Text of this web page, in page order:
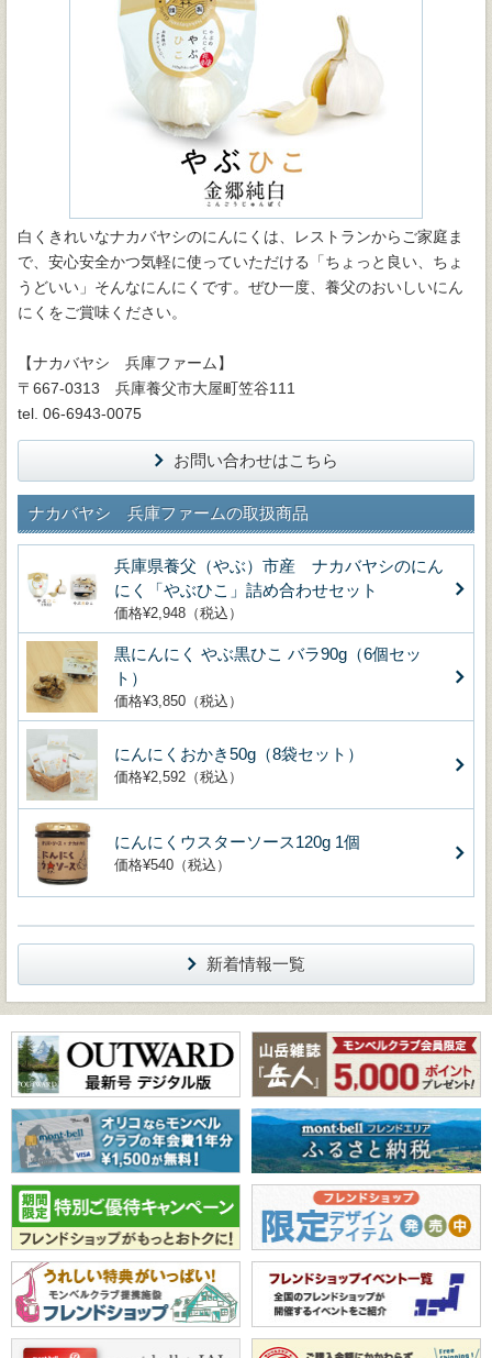
白くきれいなナカバヤシのにんにくは、レストランからご家庭ま
で、安心安全かつ気軽に使っていただける「ちょっと良い、ちょ
うどいい」そんなにんにくです。ぜひ一度、養父のおいしいにん
にくをご賞味ください。
【ナカバヤシ 兵庫ファーム】
〒667-0313 兵庫養父市大屋町笠谷111
tel. 06-6943-0075
お問い合わせはこちら
ナカバヤシ 兵庫ファームの取扱商品
兵庫県養父（やぶ）市産 ナカバヤシのにん
にく「やぶひこ」詰め合わせセット
価格¥2,948（税込）
黒にんにく やぶ黒ひこ バラ90g（6個セッ
ト）
価格¥3,850（税込）
にんにくおかき50g（8袋セット）
価格¥2,592（税込）
にんにくウスターソース120g 1個
価格¥540（税込）
新着情報一覧